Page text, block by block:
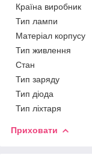
Країна виробник
Тип лампи
Матеріал корпусу
Тип живлення
Стан
Тип заряду
Тип діода
Тип ліхтаря
Приховати